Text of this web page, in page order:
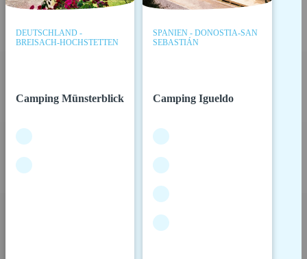
DEUTSCHLAND -
BREISACH-HOCHSTETTEN
Camping Münsterblick
SPANIEN - DONOSTIA-SAN
SEBASTIÁN
Camping Igueldo